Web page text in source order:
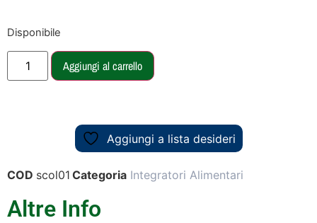
Disponibile
Aggiungi al carrello
Aggiungi a lista desideri
COD scol01 Categoria Integratori Alimentari
Altre Info